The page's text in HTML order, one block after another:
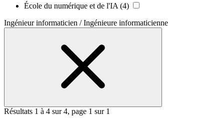
École du numérique et de l'IA (4)
Ingénieur informaticien / Ingénieure informaticienne
Résultats 1 à 4 sur 4, page 1 sur 1